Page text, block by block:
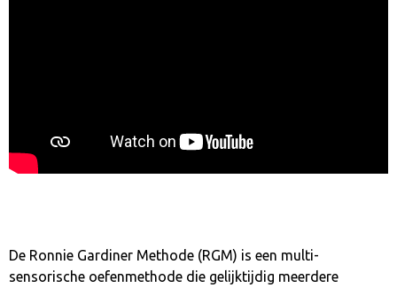
De Ronnie Gardiner Methode (RGM) is een multi-
sensorische oefenmethode die gelijktijdig meerdere